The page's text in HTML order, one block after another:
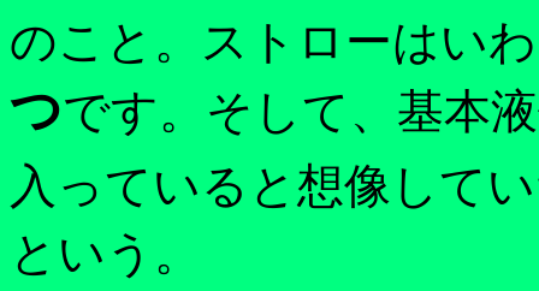
のこと。ストローはい
つです。そして、基本
入っていると想像して
という。